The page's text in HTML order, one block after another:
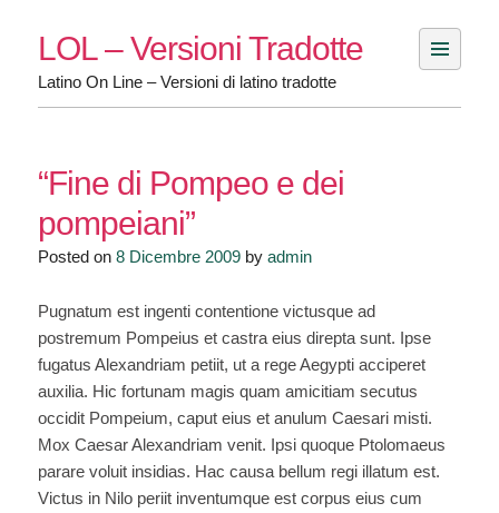
content
LOL – Versioni Tradotte
Latino On Line – Versioni di latino tradotte
“Fine di Pompeo e dei
pompeiani”
Posted on 8 Dicembre 2009by admin
Pugnatum est ingenti contentione victusque ad
postremum Pompeius et castra eius direpta sunt. Ipse
fugatus Alexandriam petiit, ut a rege Aegypti acciperet
auxilia. Hic fortunam magis quam amicitiam secutus
occidit Pompeium, caput eius et anulum Caesari misti.
Mox Caesar Alexandriam venit. Ipsi quoque Ptolomaeus
parare voluit insidias. Hac causa bellum regi illatum est.
Victus in Nilo periit inventumque est corpus eius cum